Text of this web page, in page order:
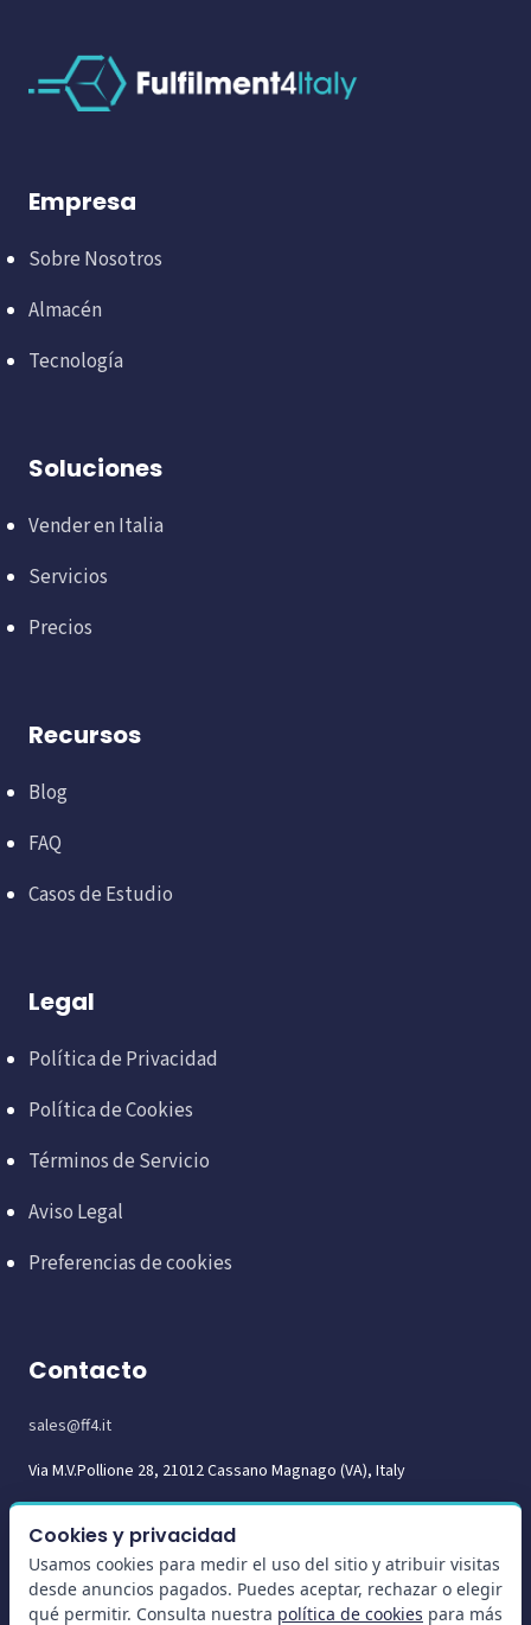
Empresa
Sobre Nosotros
Almacén
Tecnología
Soluciones
Vender en Italia
Servicios
Precios
Recursos
Blog
FAQ
Casos de Estudio
Legal
Política de Privacidad
Política de Cookies
Términos de Servicio
Aviso Legal
Preferencias de cookies
Contacto
sales@ff4.it
Via M.V.Pollione 28, 21012 Cassano Magnago (VA), Italy
Cookies y privacidad
Usamos cookies para medir el uso del sitio y atribuir visitas
desde anuncios pagados. Puedes aceptar, rechazar o elegir
qué permitir. Consulta nuestra política de cookies para más